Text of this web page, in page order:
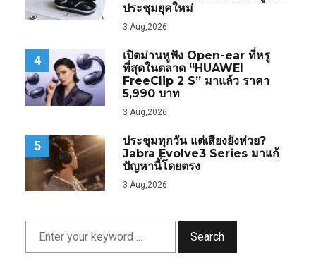
ประชุมยุคใหม่
3 Aug,2026
4
เปิดม่านหูฟัง Open-ear ที่หรู
ที่สุดในตลาด “HUAWEI
FreeClip 2 S” มาแล้ว ราคา
5,990 บาท
3 Aug,2026
5
ประชุมทุกวัน แต่เสียงยังห่วย?
Jabra Evolve3 Series มาแก้
ปัญหานี้โดยตรง
3 Aug,2026
Search